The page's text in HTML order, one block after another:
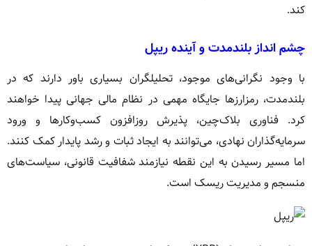
کند.
چشم انداز بلندمدت و آینده ریپل
با وجود نگرانی‌های موجود، تحلیلگران بسیاری باور دارند که در
بلندمدت، رمزارزها جایگاه مهمی در نظام مالی جهانی پیدا خواهند
کرد. فناوری بلاک‌چین، پذیرش روزافزون کسب‌وکارها و ورود
سرمایه‌گذاران نهادی، می‌توانند به ایجاد ثبات و رشد پایدار کمک کنند.
اما مسیر رسیدن به این نقطه نیازمند شفافیت قانونی، سیاست‌های
منسجم و مدیریت ریسک است.